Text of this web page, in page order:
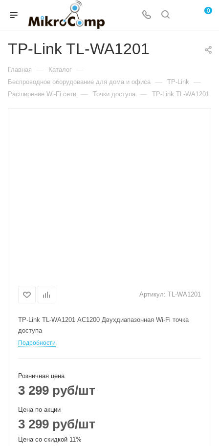
0
TP-Link TL-WA1201
Главная — Каталог —
Беспроводное оборудование для дома и офиса — TP-Link —
Расширение Wi-Fi сети — Точки доступа — TP-Link TL-WA1201
Артикул: TL-WA1201
TP-Link TL-WA1201 AC1200 Двухдиапазонная Wi-Fi точка
доступа
Подробности
Розничная цена
3 299 руб/шт
Цена по акции
3 299 руб/шт
Цена со скидкой 11%